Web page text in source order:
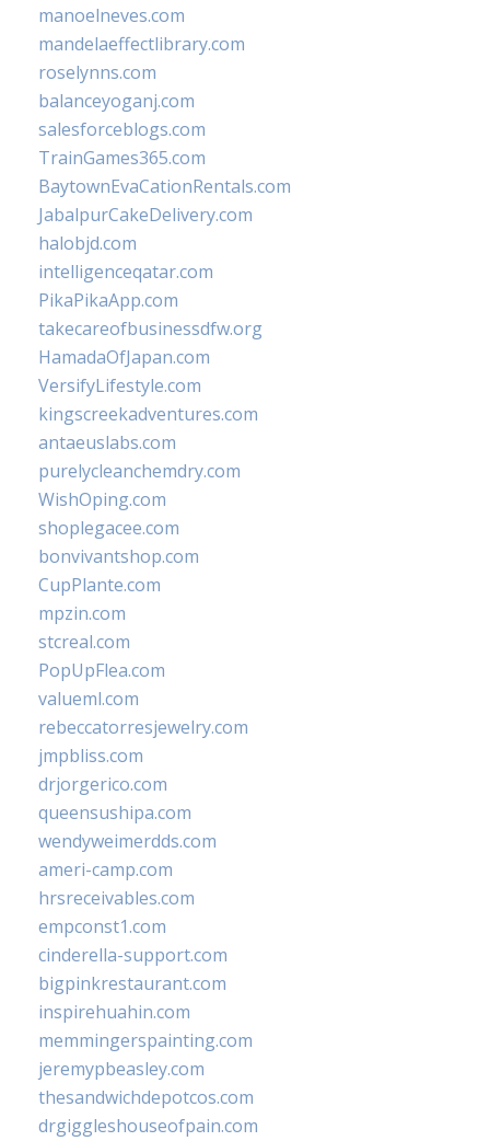
manoelneves.com
mandelaeffectlibrary.com
roselynns.com
balanceyoganj.com
salesforceblogs.com
TrainGames365.com
BaytownEvaCationRentals.com
JabalpurCakeDelivery.com
halobjd.com
intelligenceqatar.com
PikaPikaApp.com
takecareofbusinessdfw.org
HamadaOfJapan.com
VersifyLifestyle.com
kingscreekadventures.com
antaeuslabs.com
purelycleanchemdry.com
WishOping.com
shoplegacee.com
bonvivantshop.com
CupPlante.com
mpzin.com
stcreal.com
PopUpFlea.com
valueml.com
rebeccatorresjewelry.com
jmpbliss.com
drjorgerico.com
queensushipa.com
wendyweimerdds.com
ameri-camp.com
hrsreceivables.com
empconst1.com
cinderella-support.com
bigpinkrestaurant.com
inspirehuahin.com
memmingerspainting.com
jeremypbeasley.com
thesandwichdepotcos.com
drgiggleshouseofpain.com